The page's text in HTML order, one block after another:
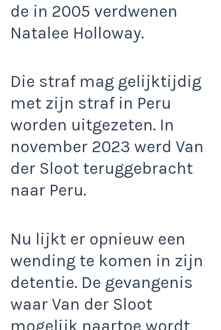
de in 2005 verdwenen
Natalee Holloway.
Die straf mag gelijktijdig
met zijn straf in Peru
worden uitgezeten. In
november 2023 werd Van
der Sloot teruggebracht
naar Peru.
Nu lijkt er opnieuw een
wending te komen in zijn
detentie. De gevangenis
waar Van der Sloot
mogelijk naartoe wordt